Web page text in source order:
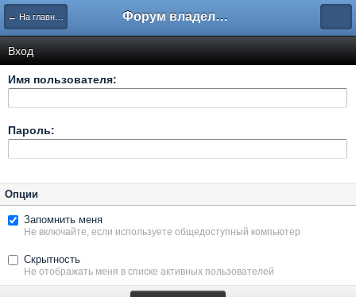
← На главную Форум владельцев интернет-магазинов
Вход
Имя пользователя:
Пароль:
Опции
Запомнить меня
Не включайте, если используете общедоступный компьютер
Скрытность
Не отображать меня в списке активных пользователей